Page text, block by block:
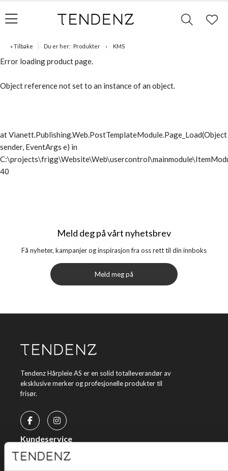
« Tilbake Du er her: Produkter KMS
Error loading product page.
Object reference not set to an instance of an object.
at Vianett.Publishing.Web.PostTemplateModule.Page_Load(Object
sender, EventArgs e) in
40
Meld deg på vårt nyhetsbrev
Få nyheter, kampanjer og inspirasjon fra oss rett til din innboks
Meld meg på
Tendenz Hårpleie AS er en solid totalleverandør av
eksklusive merker og profesjonelle produkter til
frisør.
Kundeservice
Kjøpsvilkår